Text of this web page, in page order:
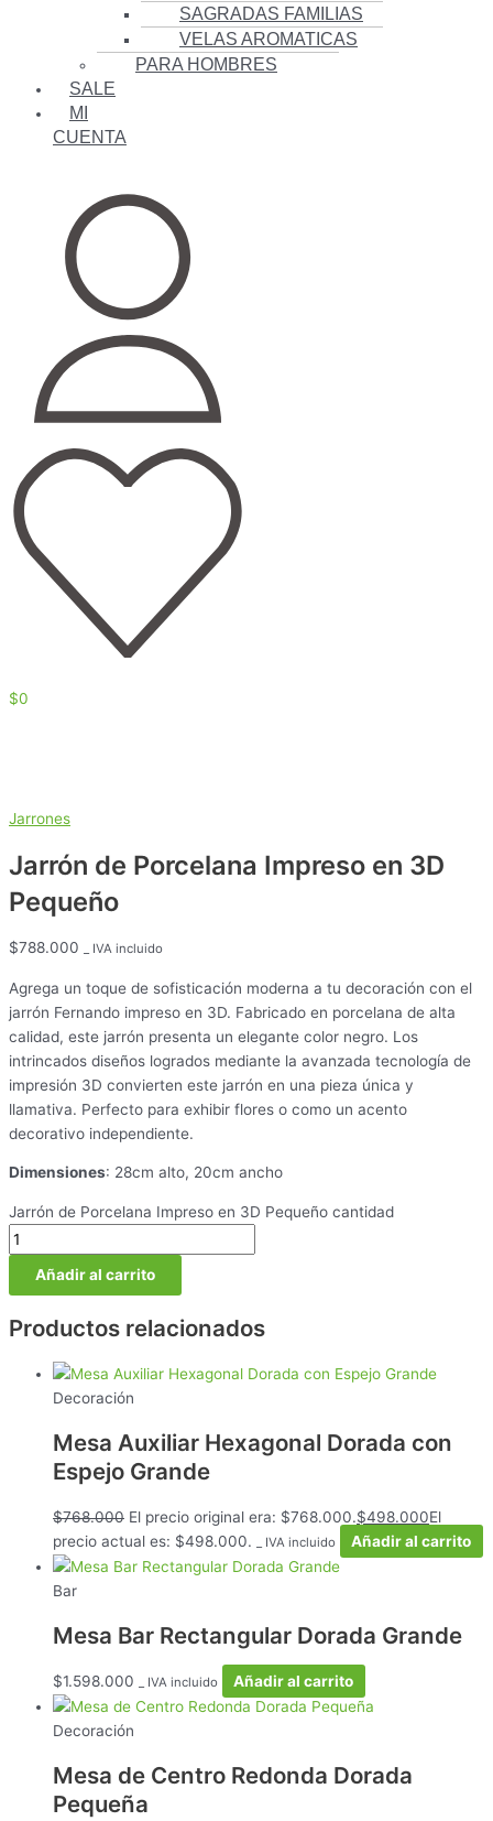
SAGRADAS FAMILIAS
VELAS AROMATICAS
PARA HOMBRES
SALE
MI
CUENTA
$0
Jarrones
Jarrón de Porcelana Impreso en 3D
Pequeño
$788.000 _ IVA incluido
Agrega un toque de sofisticación moderna a tu decoración con el
jarrón Fernando impreso en 3D. Fabricado en porcelana de alta
calidad, este jarrón presenta un elegante color negro. Los
intrincados diseños logrados mediante la avanzada tecnología de
impresión 3D convierten este jarrón en una pieza única y
llamativa. Perfecto para exhibir flores o como un acento
decorativo independiente.
Dimensiones: 28cm alto, 20cm ancho
Jarrón de Porcelana Impreso en 3D Pequeño cantidad
Añadir al carrito
Productos relacionados
Decoración
Mesa Auxiliar Hexagonal Dorada con
Espejo Grande
$768.000 El precio original era: $768.000.$498.000El
precio actual es: $498.000.
_ IVA incluido Añadir al carrito
Bar
Mesa Bar Rectangular Dorada Grande
$1.598.000 _ IVA incluido Añadir al carrito
Decoración
Mesa de Centro Redonda Dorada
Pequeña